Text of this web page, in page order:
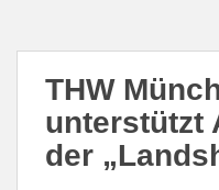
THW
unterstützt
der